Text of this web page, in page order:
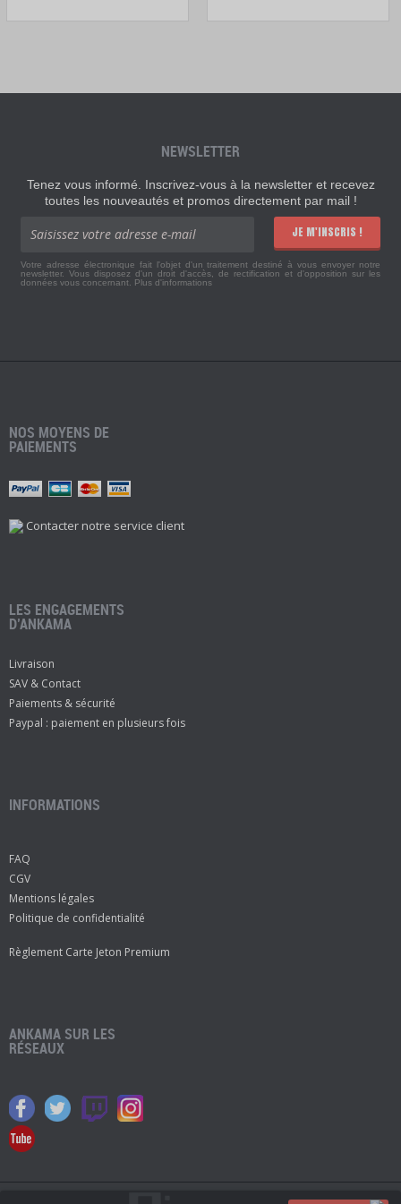
NEWSLETTER
Tenez vous informé. Inscrivez-vous à la newsletter et recevez
toutes les nouveautés et promos directement par mail !
JE M'INSCRIS !
Votre adresse électronique fait l'objet d'un traitement destiné à vous envoyer notre
newsletter. Vous disposez d'un droit d'accès, de rectification et d'opposition sur les
données vous concernant. Plus d'informations
NOS MOYENS DE
PAIEMENTS
Contacter notre service client
LES ENGAGEMENTS
D’ANKAMA
Livraison
SAV & Contact
Paiements & sécurité
Paypal : paiement en plusieurs fois
INFORMATIONS
FAQ
CGV
Mentions légales
Politique de confidentialité
Règlement Carte Jeton Premium
ANKAMA SUR LES
RÉSEAUX